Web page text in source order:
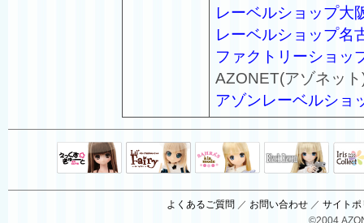
レーベルショップ大
レーベルショップ名
ファクトリーショッ
AZONET(アゾネット
アゾンレーベルショ
よくあるご質問 ／ お問い合わせ ／ サイトポ
©2004